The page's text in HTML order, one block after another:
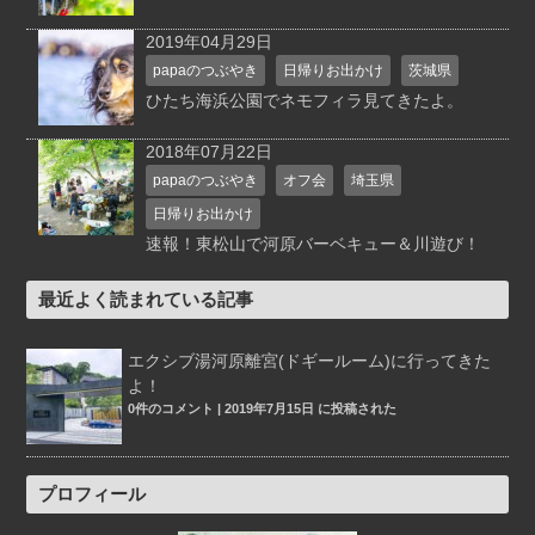
2019年04月29日
papaのつぶやき 日帰りお出かけ 茨城県
ひたち海浜公園でネモフィラ見てきたよ。
2018年07月22日
papaのつぶやき オフ会
埼玉県
日帰りお出かけ
速報！東松山で河原バーベキュー＆川遊び！
最近よく読まれている記事
エクシブ湯河原離宮(ドギールーム)に行ってきた
よ！
0件のコメント |2019年7月15日 に投稿された
プロフィール